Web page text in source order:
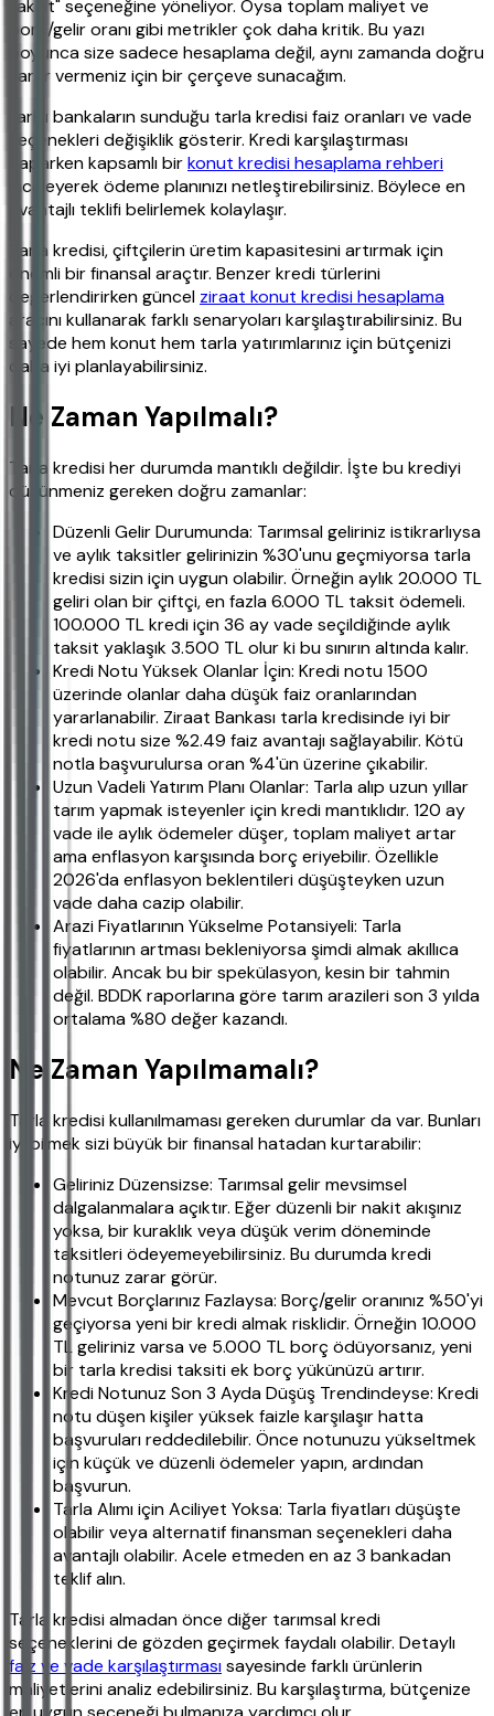
taksit" seçeneğine yöneliyor. Oysa toplam maliyet ve
borç/gelir oranı gibi metrikler çok daha kritik. Bu yazı
boyunca size sadece hesaplama değil, aynı zamanda doğru
karar vermeniz için bir çerçeve sunacağım.
Farklı bankaların sunduğu tarla kredisi faiz oranları ve vade
seçenekleri değişiklik gösterir. Kredi karşılaştırması
yaparken kapsamlı birkonut kredisi hesaplama rehberi
inceleyerek ödeme planınızı netleştirebilirsiniz. Böylece en
avantajlı teklifi belirlemek kolaylaşır.
Tarla kredisi, çiftçilerin üretim kapasitesini artırmak için
önemli bir finansal araçtır. Benzer kredi türlerini
değerlendirirken güncel ziraat konut kredisi hesaplama
aracını kullanarak farklı senaryoları karşılaştırabilirsiniz. Bu
sayede hem konut hem tarla yatırımlarınız için bütçenizi
daha iyi planlayabilirsiniz.
Ne Zaman Yapılmalı?
Tarla kredisi her durumda mantıklı değildir. İşte bu krediyi
düşünmeniz gereken doğru zamanlar:
Düzenli Gelir Durumunda: Tarımsal geliriniz istikrarlıysa
ve aylık taksitler gelirinizin %30'unu geçmiyorsa tarla
kredisi sizin için uygun olabilir. Örneğin aylık 20.000 TL
geliri olan bir çiftçi, en fazla 6.000 TL taksit ödemeli.
100.000 TL kredi için 36 ay vade seçildiğinde aylık
taksit yaklaşık 3.500 TL olur ki bu sınırın altında kalır.
Kredi Notu Yüksek Olanlar İçin: Kredi notu 1500
üzerinde olanlar daha düşük faiz oranlarından
yararlanabilir. Ziraat Bankası tarla kredisinde iyi bir
kredi notu size %2.49 faiz avantajı sağlayabilir. Kötü
notla başvurulursa oran %4'ün üzerine çıkabilir.
Uzun Vadeli Yatırım Planı Olanlar: Tarla alıp uzun yıllar
tarım yapmak isteyenler için kredi mantıklıdır. 120 ay
vade ile aylık ödemeler düşer, toplam maliyet artar
ama enflasyon karşısında borç eriyebilir. Özellikle
2026'da enflasyon beklentileri düşüşteyken uzun
vade daha cazip olabilir.
Arazi Fiyatlarının Yükselme Potansiyeli: Tarla
fiyatlarının artması bekleniyorsa şimdi almak akıllıca
olabilir. Ancak bu bir spekülasyon, kesin bir tahmin
değil. BDDK raporlarına göre tarım arazileri son 3 yılda
ortalama %80 değer kazandı.
Ne Zaman Yapılmamalı?
Tarla kredisi kullanılmaması gereken durumlar da var. Bunları
iyi bilmek sizi büyük bir finansal hatadan kurtarabilir:
Geliriniz Düzensizse: Tarımsal gelir mevsimsel
dalgalanmalara açıktır. Eğer düzenli bir nakit akışınız
yoksa, bir kuraklık veya düşük verim döneminde
taksitleri ödeyemeyebilirsiniz. Bu durumda kredi
notunuz zarar görür.
Mevcut Borçlarınız Fazlaysa: Borç/gelir oranınız %50'yi
geçiyorsa yeni bir kredi almak risklidir. Örneğin 10.000
TL geliriniz varsa ve 5.000 TL borç ödüyorsanız, yeni
bir tarla kredisi taksiti ek borç yükünüzü artırır.
Kredi Notunuz Son 3 Ayda Düşüş Trendindeyse: Kredi
notu düşen kişiler yüksek faizle karşılaşır hatta
başvuruları reddedilebilir. Önce notunuzu yükseltmek
için küçük ve düzenli ödemeler yapın, ardından
başvurun.
Tarla Alımı için Aciliyet Yoksa: Tarla fiyatları düşüşte
olabilir veya alternatif finansman seçenekleri daha
avantajlı olabilir. Acele etmeden en az 3 bankadan
teklif alın.
Tarla kredisi almadan önce diğer tarımsal kredi
seçeneklerini de gözden geçirmek faydalı olabilir. Detaylı
faiz ve vade karşılaştırmasısayesinde farklı ürünlerin
maliyetlerini analiz edebilirsiniz. Bu karşılaştırma, bütçenize